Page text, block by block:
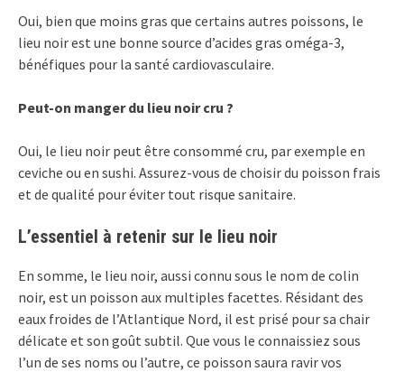
Oui, bien que moins gras que certains autres poissons, le
lieu noir est une bonne source d’acides gras oméga-3,
bénéfiques pour la santé cardiovasculaire.
Peut-on manger du lieu noir cru ?
Oui, le lieu noir peut être consommé cru, par exemple en
ceviche ou en sushi. Assurez-vous de choisir du poisson frais
et de qualité pour éviter tout risque sanitaire.
L’essentiel à retenir sur le lieu noir
En somme, le lieu noir, aussi connu sous le nom de colin
noir, est un poisson aux multiples facettes. Résidant des
eaux froides de l’Atlantique Nord, il est prisé pour sa chair
délicate et son goût subtil. Que vous le connaissiez sous
l’un de ses noms ou l’autre, ce poisson saura ravir vos